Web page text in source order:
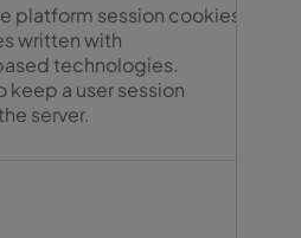
platform session cookies,
written with
technologies.
keep a user session
server.